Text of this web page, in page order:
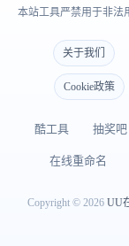
本站工具严禁用于非法
关于我们
Cookie政策
酷工具 抽奖吧
在线重命名
Copyright © 2026 UU